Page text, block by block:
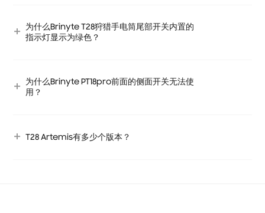
为什么Brinyte T28狩猎手电筒尾部开关内置的
指示灯显示为绿色？
为什么Brinyte PT18pro前面的侧面开关无法使
用？
T28 Artemis有多少个版本？